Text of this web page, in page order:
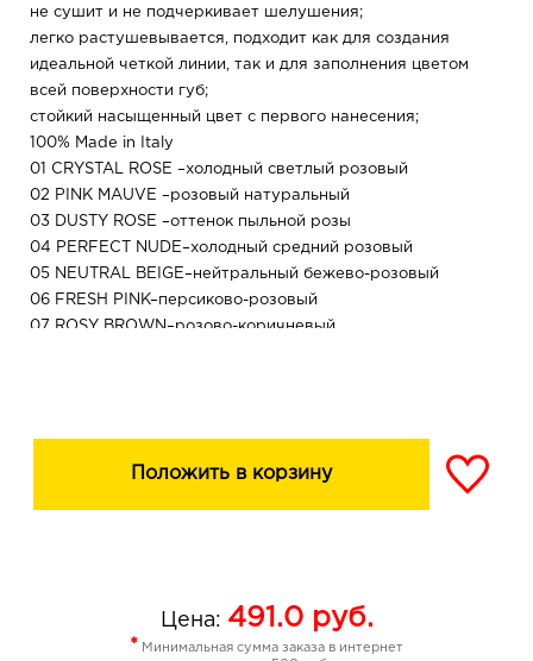
не сушит и не подчеркивает шелушения;
легко растушевывается, подходит как для создания
идеальной четкой линии, так и для заполнения цветом
всей поверхности губ;
стойкий насыщенный цвет с первого нанесения;
100% Made in Italy
01 CRYSTAL ROSE –холодный светлый розовый
02 PINK MAUVE –розовый натуральный
03 DUSTY ROSE –оттенок пыльной розы
04 PERFECT NUDE–холодный средний розовый
05 NEUTRAL BEIGE–нейтральный бежево-розовый
06 FRESH PINK–персиково-розовый
07 ROSY BROWN–розово-коричневый
нейтральный розовый с высокой насыщенностью для
12 SOFT ROSE – мягкая глубокая роза
светлый розовый оттенок для любителей холодного
нежного нюда
Положить в корзину
Цена: 491.0руб.
* Минимальная сумма заказа в интернет